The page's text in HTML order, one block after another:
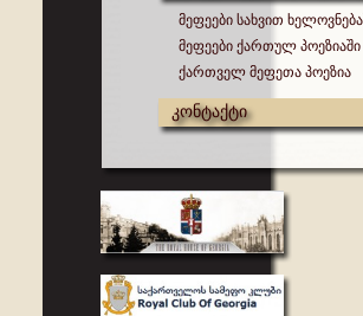
მეფეები სახვით
მეფეები ქართულ პოეზიაში
ქართველ მეფეთა პოეზია
კონტაქტი